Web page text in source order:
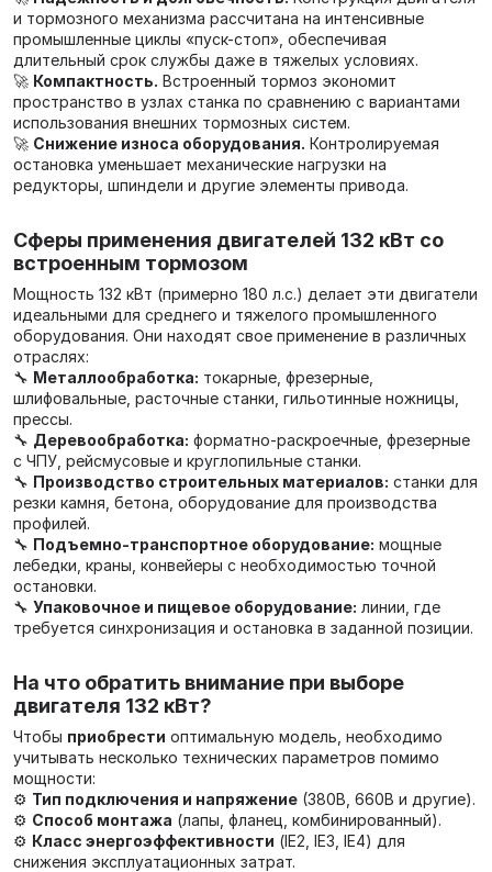
и тормозного механизма рассчитана на интенсивные
промышленные циклы «пуск-стоп», обеспечивая
длительный срок службы даже в тяжелых условиях.
🚀 Компактность. Встроенный тормоз экономит
пространство в узлах станка по сравнению с вариантами
использования внешних тормозных систем.
🚀 Снижение износа оборудования. Контролируемая
остановка уменьшает механические нагрузки на
редукторы, шпиндели и другие элементы привода.
Сферы применения двигателей 132 кВт со
встроенным тормозом
Мощность 132 кВт (примерно 180 л.с.) делает эти двигатели
идеальными для среднего и тяжелого промышленного
оборудования. Они находят свое применение в различных
отраслях:
🔧 Металлообработка: токарные, фрезерные,
шлифовальные, расточные станки, гильотинные ножницы,
прессы.
🔧 Деревообработка: форматно-раскроечные, фрезерные
с ЧПУ, рейсмусовые и круглопильные станки.
🔧 Производство строительных материалов: станки для
резки камня, бетона, оборудование для производства
профилей.
🔧 Подъемно-транспортное оборудование: мощные
лебедки, краны, конвейеры с необходимостью точной
остановки.
🔧 Упаковочное и пищевое оборудование: линии, где
требуется синхронизация и остановка в заданной позиции.
На что обратить внимание при выборе
двигателя 132 кВт?
Чтобы приобрести оптимальную модель, необходимо
учитывать несколько технических параметров помимо
мощности:
⚙️ Тип подключения и напряжение (380В, 660В и другие).
⚙️ Способ монтажа (лапы, фланец, комбинированный).
⚙️ Класс энергоэффективности (IE2, IE3, IE4) для
снижения эксплуатационных затрат.